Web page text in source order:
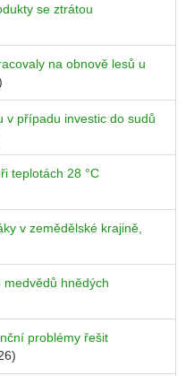
se ztrátou
na obnově lesů u
v případu investic do sudů
teplotách 28 °C
v zemědělské krajině,
medvědů hnědých
problémy řešit